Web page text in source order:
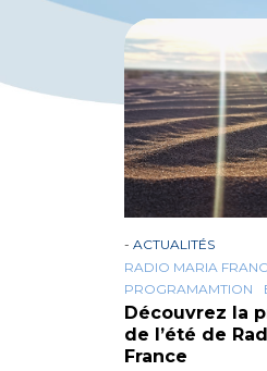
- ACTUALITÉS
RADIO MARIA
PROGRAMAMTION
Découvrez la
de l’été de
France